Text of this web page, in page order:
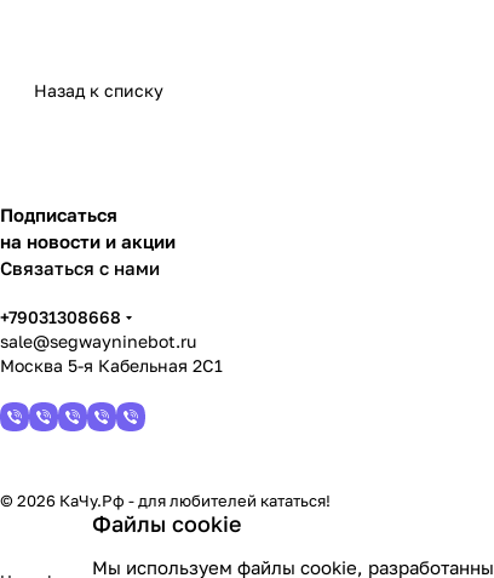
Назад к списку
Подписаться
на новости и акции
Связаться с нами
+79031308668
sale@segwayninebot.ru
Москва 5-я Кабельная 2С1
© 2026 КаЧу.Рф - для любителей кататься!
Файлы cookie
Мы используем файлы cookie,